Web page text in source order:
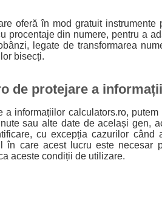
oferă în mod gratuit
procentaje din numere, pentru a
legate de transformarea
bisecți.
de protejare a
a informațiilor calculators.ro,
sau alte date de același gen,
cu excepția cazurilor când
în care acest lucru este necesar
aceste condiții de utilizare.